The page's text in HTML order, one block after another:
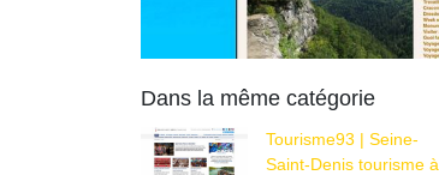
Dans la même catégorie
Tourisme93 | Seine-
Saint-Denis tourisme à